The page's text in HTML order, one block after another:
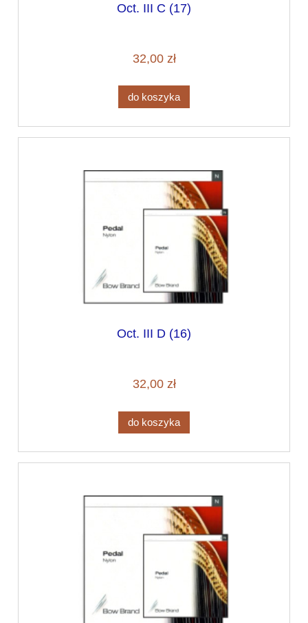
Oct. III C (17)
32,00 zł
do koszyka
Oct. III D (16)
32,00 zł
do koszyka